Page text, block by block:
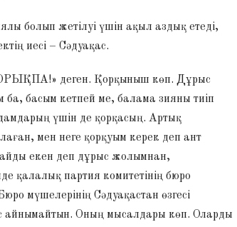
болып жетілуі үшін ақыл аздық етеді,
иесі – Сәдуақас.
деген. Қорқыныш көп. Дұрыс
басым кетпей ме, балама зияны тиіп
үшін де қорқасың. Артық
мен неге қорқуым керек деп ант
екен деп дұрыс жолымнан,
қалалық партия комитетінің бюро
мүшелерінің Сәдуақастан өзгесі
айнымайтын. Оның мысалдары көп. Оларды